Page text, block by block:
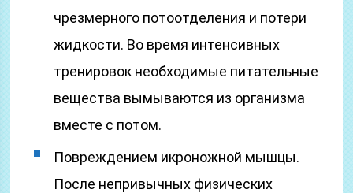
чрезмерного потоотделения и потери
жидкости. Во время интенсивных
тренировок необходимые питательные
вещества вымываются из организма
вместе с потом.
Повреждением икроножной мышцы.
После непривычных физических